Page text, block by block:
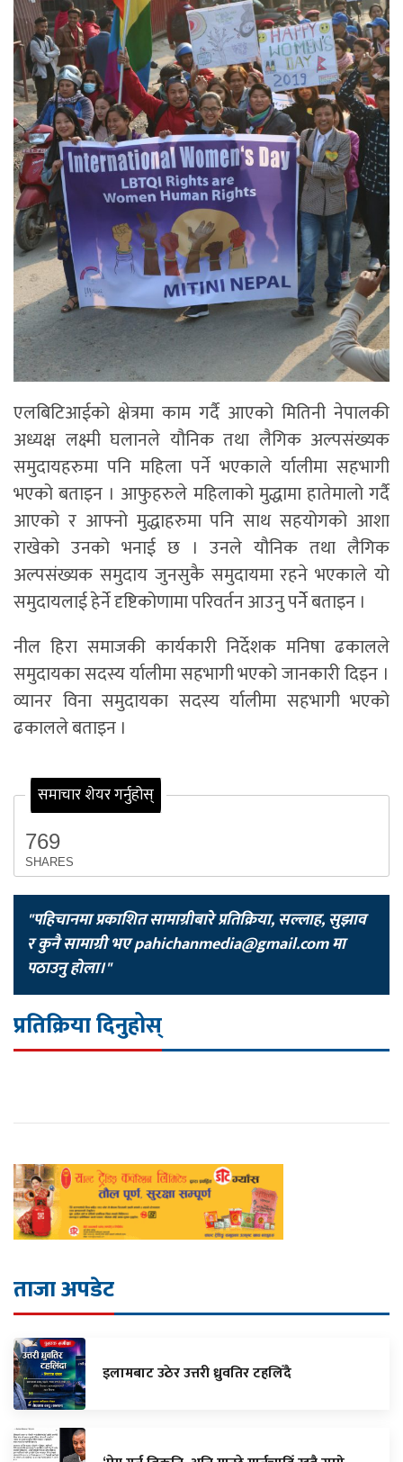
एलबिटिआईको क्षेत्रमा काम गर्दै आएको मितिनी नेपालकी
अध्यक्ष लक्ष्मी घलानले यौनिक तथा लैगिक अल्पसंख्यक
समुदायहरुमा पनि महिला पर्ने भएकाले र्यालीमा सहभागी
भएको बताइन । आफुहरुले महिलाको मुद्धामा हातेमालो गर्दै
आएको र आफ्नो मुद्धाहरुमा पनि साथ सहयोगको आशा
राखेको उनको भनाई छ । उनले यौनिक तथा लैगिक
अल्पसंख्यक समुदाय जुनसुकै समुदायमा रहने भएकाले यो
समुदायलाई हेर्ने दृष्टिकोणामा परिवर्तन आउनु पर्नेे बताइन ।
नील हिरा समाजकी कार्यकारी निर्देशक मनिषा ढकालले
समुदायका सदस्य र्यालीमा सहभागी भएको जानकारी दिइन ।
व्यानर विना समुदायका सदस्य र्यालीमा सहभागी भएको
ढकालले बताइन ।
समाचार शेयर गर्नुहोस्
769
SHARES
"पहिचानमा प्रकाशित सामाग्रीबारे प्रतिक्रिया, सल्लाह, सुझाव
र कुनै सामाग्री भएpahichanmedia@gmail.comमा
पठाउनु होला।"
प्रतिक्रिया दिनुहोस्
ताजा अपडेट
इलामबाट उठेर उत्तरी ध्रुवतिर टहलिँदै